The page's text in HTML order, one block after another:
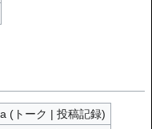
(トーク | 投稿記録)